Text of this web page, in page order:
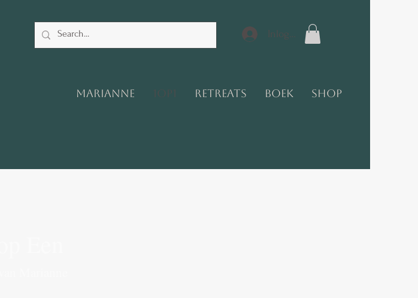
Inloggen
Marianne 1op1 Retreats Boek Shop